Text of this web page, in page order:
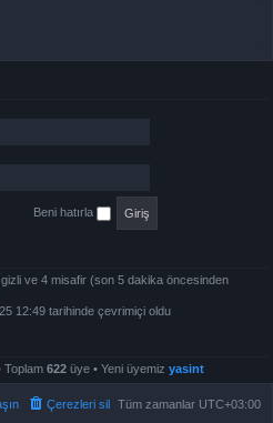
Beni hatırla
gizli ve 4 misafir (son 5 dakika öncesinden
12:49 tarihinde çevrimiçi oldu
Toplam 622 üye • Yeni üyemiz yasint
Tüm zamanlar UTC+03:00
Çerezleri sil